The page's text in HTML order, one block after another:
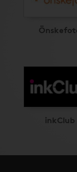
inkClub